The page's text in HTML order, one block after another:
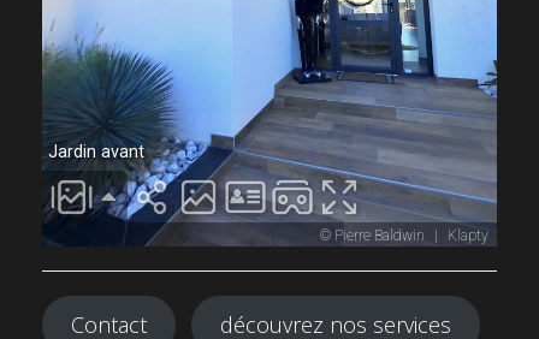
Contact découvrez nos services